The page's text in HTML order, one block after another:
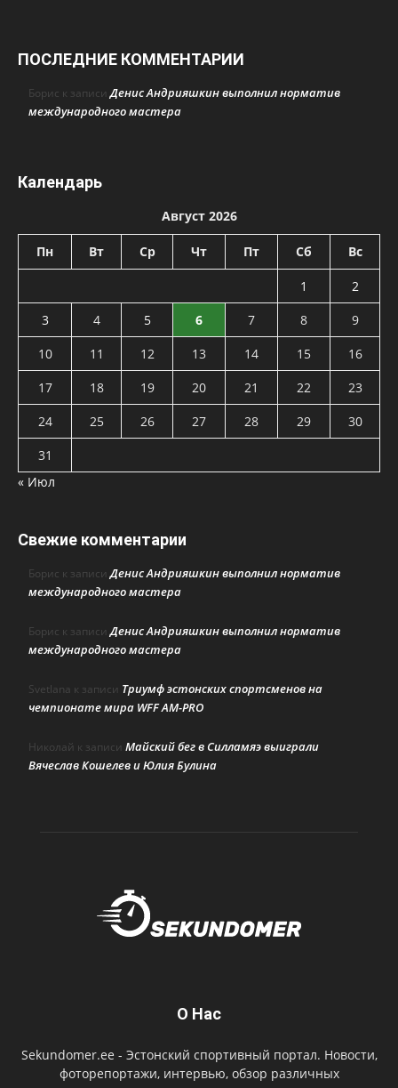
ПОСЛЕДНИЕ КОММЕНТАРИИ
Борис к записиДенис Андрияшкин выполнил норматив
международного мастера
Календарь
Август 2026
Пн Вт Ср Чт Пт Сб Вс
1
2
3
4 5 6 7 8
9
10
11 12 13 14 15
16
17
18 19 20 21 22
23
24
25 26 27 28 29
30
31
« Июл
Свежие комментарии
Борис к записиДенис Андрияшкин выполнил норматив
международного мастера
Борис к записиДенис Андрияшкин выполнил норматив
международного мастера
Svetlana к записи Триумф эстонских спортсменов на
чемпионате мира WFF AM-PRO
Николай к записи Майский бег в Силламяэ выиграли
Вячеслав Кошелев и Юлия Булина
О Нас
Sekundomer.ee - Эстонский спортивный портал. Новости,
фоторепортажи, интервью, обзор различных